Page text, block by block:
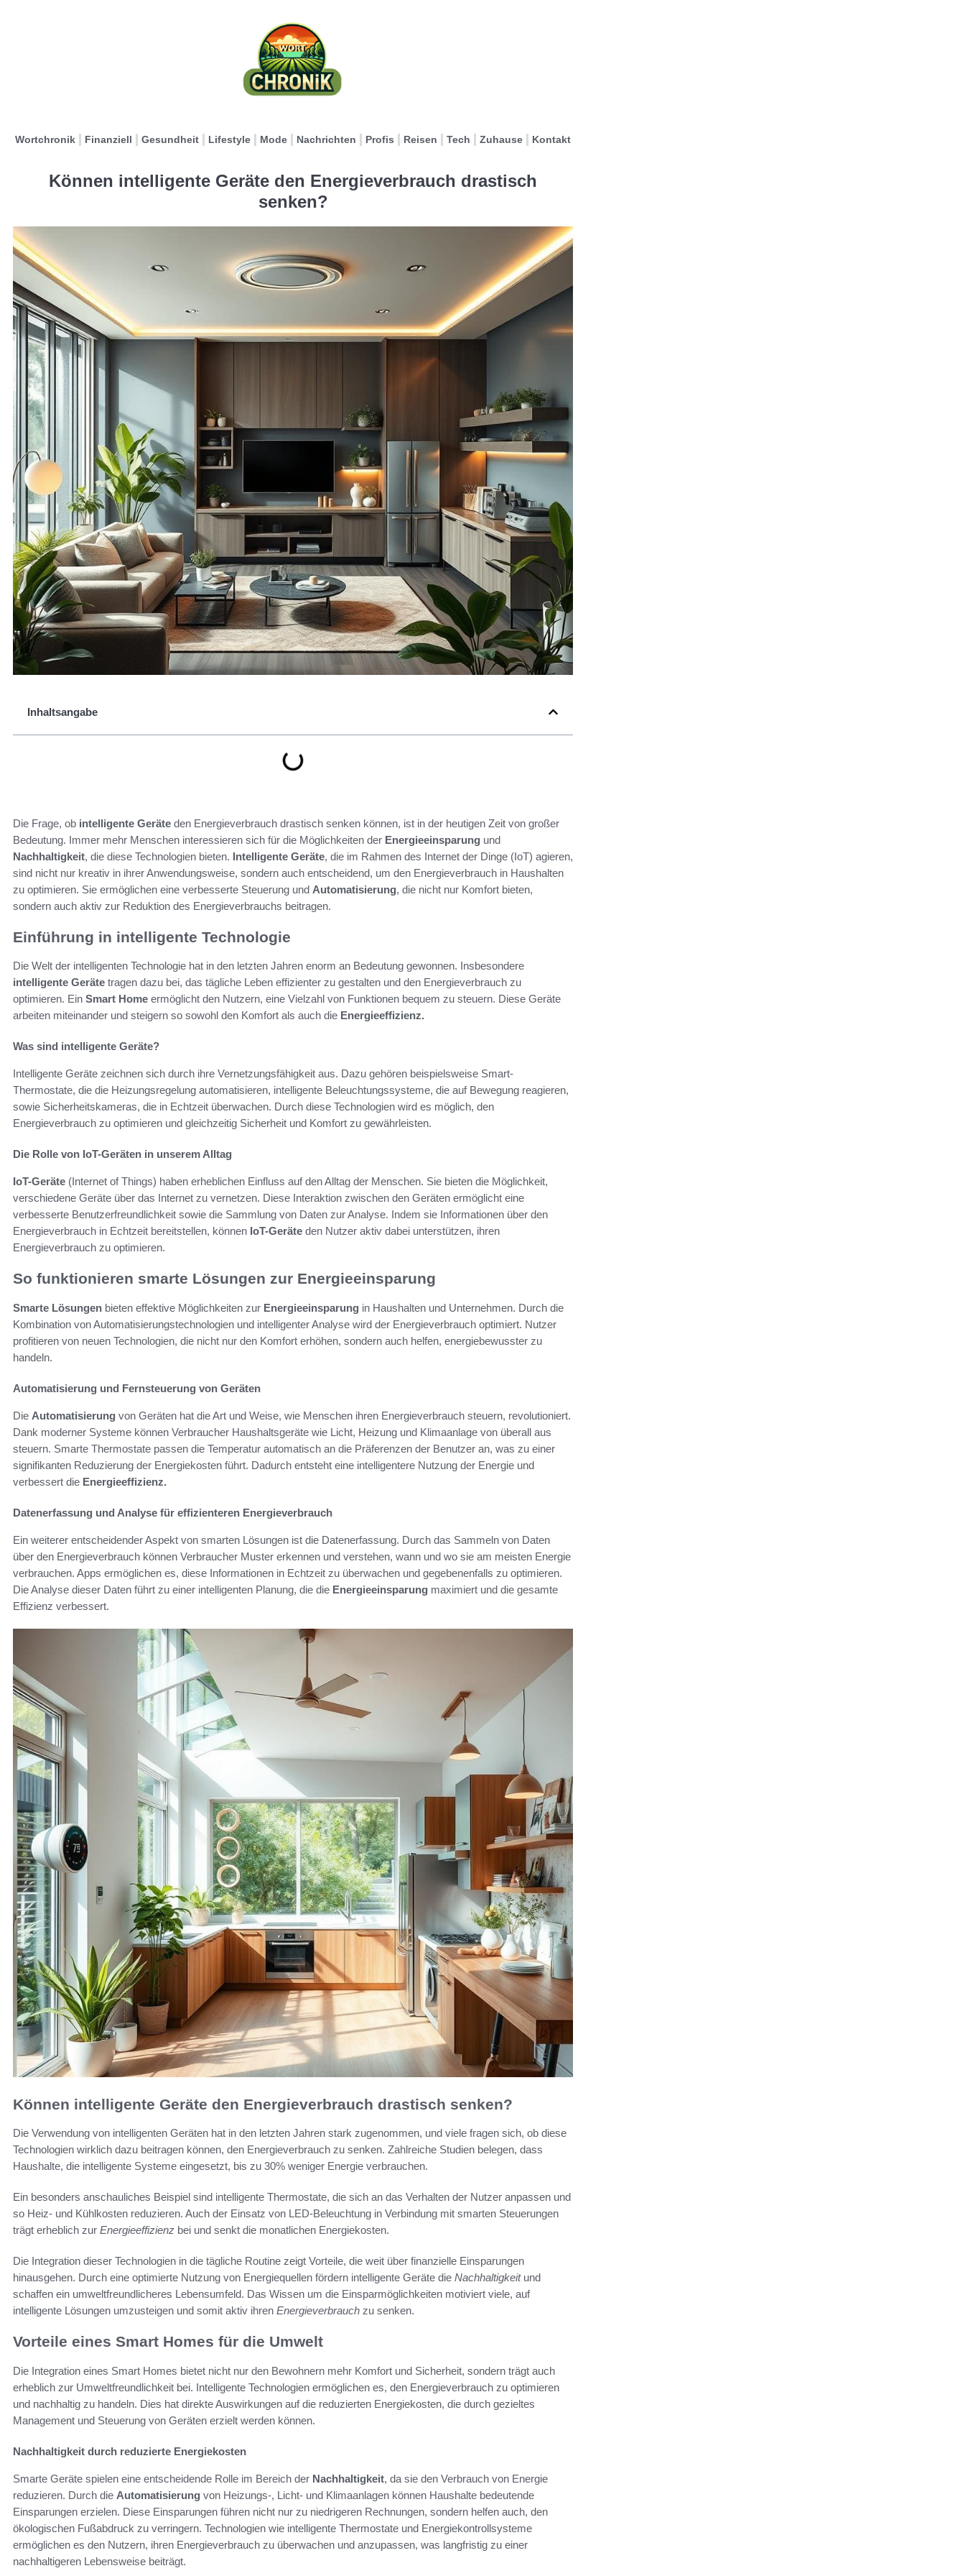
Wortchronik Finanziell Gesundheit Lifestyle Mode Nachrichten Profis Reisen Tech Zuhause Kontakt
Können intelligente Geräte den Energieverbrauch drastisch
senken?
Inhaltsangabe
Die Frage, ob intelligente Geräte den Energieverbrauch drastisch senken können, ist in der heutigen Zeit von großer
Bedeutung. Immer mehr Menschen interessieren sich für die Möglichkeiten der Energieeinsparung und
Nachhaltigkeit, die diese Technologien bieten. Intelligente Geräte, die im Rahmen des Internet der Dinge (IoT) agieren,
sind nicht nur kreativ in ihrer Anwendungsweise, sondern auch entscheidend, um den Energieverbrauch in Haushalten
zu optimieren. Sie ermöglichen eine verbesserte Steuerung und Automatisierung, die nicht nur Komfort bieten,
sondern auch aktiv zur Reduktion des Energieverbrauchs beitragen.
Einführung in intelligente Technologie
Die Welt der intelligenten Technologie hat in den letzten Jahren enorm an Bedeutung gewonnen. Insbesondere
intelligente Geräte tragen dazu bei, das tägliche Leben effizienter zu gestalten und den Energieverbrauch zu
optimieren. Ein Smart Home ermöglicht den Nutzern, eine Vielzahl von Funktionen bequem zu steuern. Diese Geräte
arbeiten miteinander und steigern so sowohl den Komfort als auch die Energieeffizienz.
Was sind intelligente Geräte?
Intelligente Geräte zeichnen sich durch ihre Vernetzungsfähigkeit aus. Dazu gehören beispielsweise Smart-
Thermostate, die die Heizungsregelung automatisieren, intelligente Beleuchtungssysteme, die auf Bewegung reagieren,
sowie Sicherheitskameras, die in Echtzeit überwachen. Durch diese Technologien wird es möglich, den
Energieverbrauch zu optimieren und gleichzeitig Sicherheit und Komfort zu gewährleisten.
Die Rolle von IoT-Geräten in unserem Alltag
IoT-Geräte (Internet of Things) haben erheblichen Einfluss auf den Alltag der Menschen. Sie bieten die Möglichkeit,
verschiedene Geräte über das Internet zu vernetzen. Diese Interaktion zwischen den Geräten ermöglicht eine
verbesserte Benutzerfreundlichkeit sowie die Sammlung von Daten zur Analyse. Indem sie Informationen über den
Energieverbrauch in Echtzeit bereitstellen, können IoT-Geräte den Nutzer aktiv dabei unterstützen, ihren
Energieverbrauch zu optimieren.
So funktionieren smarte Lösungen zur Energieeinsparung
Smarte Lösungen bieten effektive Möglichkeiten zur Energieeinsparung in Haushalten und Unternehmen. Durch die
Kombination von Automatisierungstechnologien und intelligenter Analyse wird der Energieverbrauch optimiert. Nutzer
profitieren von neuen Technologien, die nicht nur den Komfort erhöhen, sondern auch helfen, energiebewusster zu
handeln.
Automatisierung und Fernsteuerung von Geräten
Die Automatisierung von Geräten hat die Art und Weise, wie Menschen ihren Energieverbrauch steuern, revolutioniert.
Dank moderner Systeme können Verbraucher Haushaltsgeräte wie Licht, Heizung und Klimaanlage von überall aus
steuern. Smarte Thermostate passen die Temperatur automatisch an die Präferenzen der Benutzer an, was zu einer
signifikanten Reduzierung der Energiekosten führt. Dadurch entsteht eine intelligentere Nutzung der Energie und
verbessert die Energieeffizienz.
Datenerfassung und Analyse für effizienteren Energieverbrauch
Ein weiterer entscheidender Aspekt von smarten Lösungen ist die Datenerfassung. Durch das Sammeln von Daten
über den Energieverbrauch können Verbraucher Muster erkennen und verstehen, wann und wo sie am meisten Energie
verbrauchen. Apps ermöglichen es, diese Informationen in Echtzeit zu überwachen und gegebenenfalls zu optimieren.
Die Analyse dieser Daten führt zu einer intelligenten Planung, die die Energieeinsparung maximiert und die gesamte
Effizienz verbessert.
Können intelligente Geräte den Energieverbrauch drastisch senken?
Die Verwendung von intelligenten Geräten hat in den letzten Jahren stark zugenommen, und viele fragen sich, ob diese
Technologien wirklich dazu beitragen können, den Energieverbrauch zu senken. Zahlreiche Studien belegen, dass
Haushalte, die intelligente Systeme eingesetzt, bis zu 30% weniger Energie verbrauchen.
Ein besonders anschauliches Beispiel sind intelligente Thermostate, die sich an das Verhalten der Nutzer anpassen und
so Heiz- und Kühlkosten reduzieren. Auch der Einsatz von LED-Beleuchtung in Verbindung mit smarten Steuerungen
trägt erheblich zur Energieeffizienz bei und senkt die monatlichen Energiekosten.
Die Integration dieser Technologien in die tägliche Routine zeigt Vorteile, die weit über finanzielle Einsparungen
hinausgehen. Durch eine optimierte Nutzung von Energiequellen fördern intelligente Geräte die Nachhaltigkeitund
schaffen ein umweltfreundlicheres Lebensumfeld. Das Wissen um die Einsparmöglichkeiten motiviert viele, auf
intelligente Lösungen umzusteigen und somit aktiv ihren Energieverbrauch zu senken.
Vorteile eines Smart Homes für die Umwelt
Die Integration eines Smart Homes bietet nicht nur den Bewohnern mehr Komfort und Sicherheit, sondern trägt auch
erheblich zur Umweltfreundlichkeit bei. Intelligente Technologien ermöglichen es, den Energieverbrauch zu optimieren
und nachhaltig zu handeln. Dies hat direkte Auswirkungen auf die reduzierten Energiekosten, die durch gezieltes
Management und Steuerung von Geräten erzielt werden können.
Nachhaltigkeit durch reduzierte Energiekosten
Smarte Geräte spielen eine entscheidende Rolle im Bereich der Nachhaltigkeit, da sie den Verbrauch von Energie
reduzieren. Durch die Automatisierung von Heizungs-, Licht- und Klimaanlagen können Haushalte bedeutende
Einsparungen erzielen. Diese Einsparungen führen nicht nur zu niedrigeren Rechnungen, sondern helfen auch, den
ökologischen Fußabdruck zu verringern. Technologien wie intelligente Thermostate und Energiekontrollsysteme
ermöglichen es den Nutzern, ihren Energieverbrauch zu überwachen und anzupassen, was langfristig zu einer
nachhaltigeren Lebensweise beiträgt.